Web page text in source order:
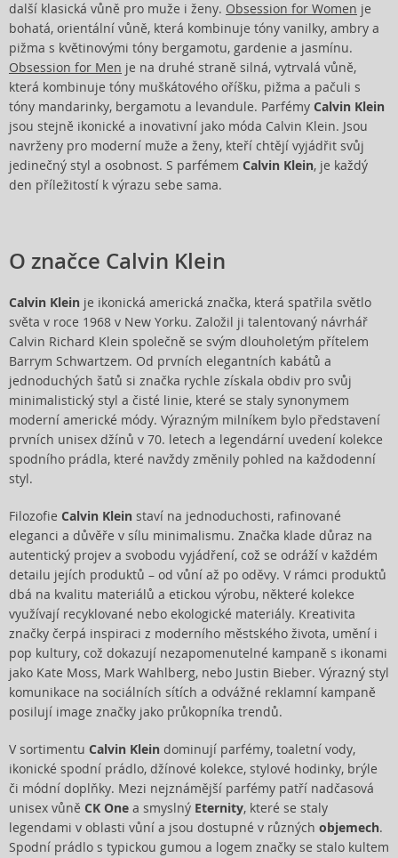
další klasická vůně pro muže i ženy. Obsession for Women je
bohatá, orientální vůně, která kombinuje tóny vanilky, ambry a
pižma s květinovými tóny bergamotu, gardenie a jasmínu.
Obsession for Men je na druhé straně silná, vytrvalá vůně,
která kombinuje tóny muškátového oříšku, pižma a pačuli s
tóny mandarinky, bergamotu a levandule. Parfémy Calvin Klein
jsou stejně ikonické a inovativní jako móda Calvin Klein. Jsou
navrženy pro moderní muže a ženy, kteří chtějí vyjádřit svůj
jedinečný styl a osobnost. S parfémem Calvin Klein, je každý
den příležitostí k výrazu sebe sama.
O značce Calvin Klein
Calvin Klein je ikonická americká značka, která spatřila světlo
světa v roce 1968 v New Yorku. Založil ji talentovaný návrhář
Calvin Richard Klein společně se svým dlouholetým přítelem
Barrym Schwartzem. Od prvních elegantních kabátů a
jednoduchých šatů si značka rychle získala obdiv pro svůj
minimalistický styl a čisté linie, které se staly synonymem
moderní americké módy. Výrazným milníkem bylo představení
prvních unisex džínů v 70. letech a legendární uvedení kolekce
spodního prádla, které navždy změnily pohled na každodenní
styl.
Filozofie Calvin Klein staví na jednoduchosti, rafinované
eleganci a důvěře v sílu minimalismu. Značka klade důraz na
autentický projev a svobodu vyjádření, což se odráží v každém
detailu jejích produktů – od vůní až po oděvy. V rámci produktů
dbá na kvalitu materiálů a etickou výrobu, některé kolekce
využívají recyklované nebo ekologické materiály. Kreativita
značky čerpá inspiraci z moderního městského života, umění i
pop kultury, což dokazují nezapomenutelné kampaně s ikonami
jako Kate Moss, Mark Wahlberg, nebo Justin Bieber. Výrazný styl
komunikace na sociálních sítích a odvážné reklamní kampaně
posilují image značky jako průkopníka trendů.
V sortimentu Calvin Klein dominují parfémy, toaletní vody,
ikonické spodní prádlo, džínové kolekce, stylové hodinky, brýle
či módní doplňky. Mezi nejznámější parfémy patří nadčasová
unisex vůně CK One a smyslný Eternity, které se staly
legendami v oblasti vůní a jsou dostupné v různých objemech.
Spodní prádlo s typickou gumou a logem značky se stalo kultem